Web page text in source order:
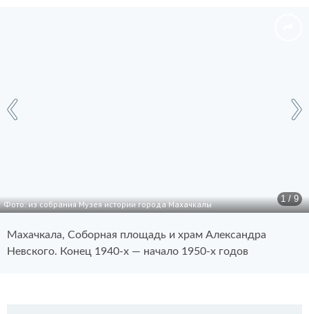
1 / 9
Фото: из собрания Музея истории города Махачкалы
Махачкала, Соборная площадь и храм Александра
Невского. Конец 1940-х — начало 1950-х годов